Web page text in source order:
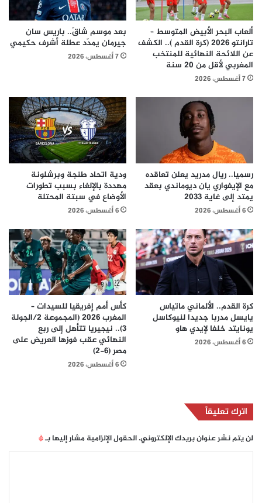
ألعاب البحر الأبيض المتوسط –
تارانتو 2026 (كرة القدم ).. الكشف
عن اللائحة النهائية للمنتخب
المغربي لأقل من 20 سنة
7 أغسطس، 2026
بعد موسم شاقّ.. باريس سان
جيرمان يمدّد عطلة أشرف حكيمي
7 أغسطس، 2026
رسميا.. ريال مدريد يعلن تعاقده
مع الإيفواري يان ديوماندي بعقد
يمتد إلى غاية 2033
6 أغسطس، 2026
ودية اتحاد طنجة وبرشلونة
مهددة بالإلغاء بسبب تطورات
الأوضاع في سبتة المحتلة
6 أغسطس، 2026
كرة القدم.. الألماني ماتياس
يايسل مدربا جديدا لنيوكاسل
يونايتد خلفا لإيدي هاو
6 أغسطس، 2026
كأس أمم إفريقيا للسيدات –
المغرب 2026 (المجموعة 2/الجولة
3).. نيجيريا تتأهل إلى ربع
النهائي عقب فوزها العريض على
مصر (6-2)
6 أغسطس، 2026
اترك تعليقاً
لن يتم نشر عنوان بريدك الإلكتروني.الحقول الإلزامية مشار إليها بـ*